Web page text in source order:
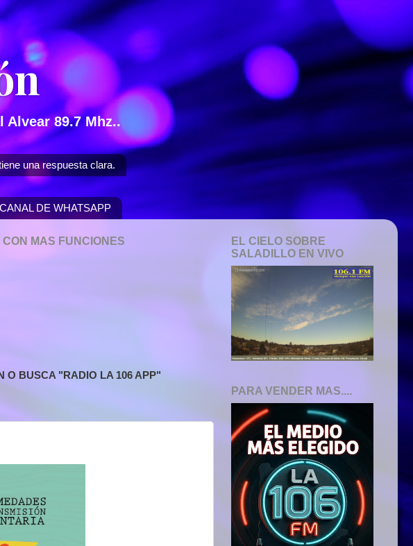
Alvear 89.7 Mhz..
una respuesta clara.
CANAL DE WHATSAPP
MAS FUNCIONES
O BUSCA "RADIO LA 106 APP"
EL CIELO SOBRE
SALADILLO EN VIVO
PARA VENDER MAS....